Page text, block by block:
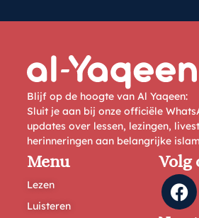
Blijf op de hoogte van Al Yaqeen:
Sluit je aan bij onze officiële
updates over lessen, lezingen,
herinneringen aan belangrijke
Menu
Lezen
Luisteren
Volg